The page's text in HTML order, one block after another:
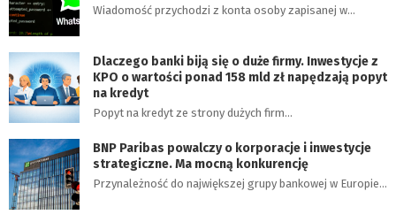
Wiadomość przychodzi z konta osoby zapisanej w…
Dlaczego banki biją się o duże firmy. Inwestycje z
KPO o wartości ponad 158 mld zł napędzają popyt
na kredyt
Popyt na kredyt ze strony dużych firm…
BNP Paribas powalczy o korporacje i inwestycje
strategiczne. Ma mocną konkurencję
Przynależność do największej grupy bankowej w Europie…